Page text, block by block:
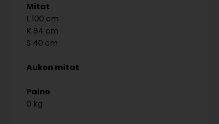
Mitat
100
84
40
Aukon mitat
Paino
0 kg